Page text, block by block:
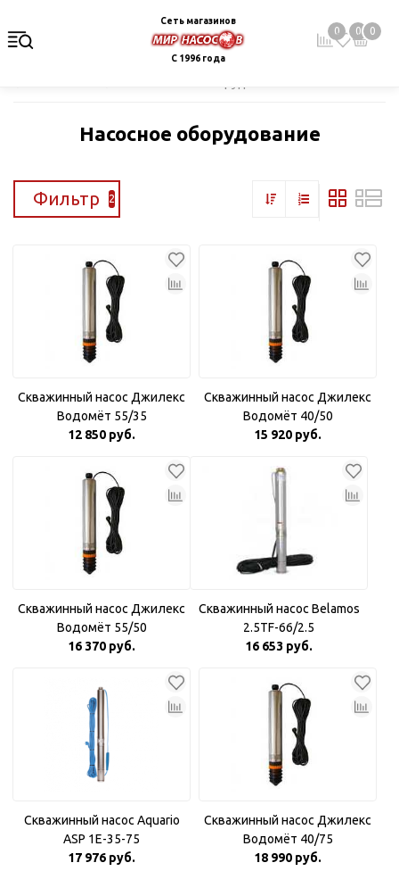
Сеть магазинов
С 1996 года
0 0 0
Насосное оборудование
Фильтр 2
Скважинный насос Джилекс
Водомёт 55/35
12 850 руб.
Скважинный насос Джилекс
Водомёт 40/50
15 920 руб.
Скважинный насос Джилекс
Водомёт 55/50
16 370 руб.
Скважинный насос Belamos
2.5TF-66/2.5
16 653 руб.
Скважинный насос Aquario
ASP 1E-35-75
17 976 руб.
Скважинный насос Джилекс
Водомёт 40/75
18 990 руб.